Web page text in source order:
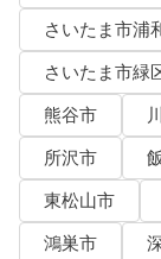
さいたま市浦
さいたま市緑
熊谷市
所沢市
東松山市
鴻巣市